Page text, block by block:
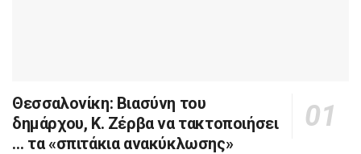
Θεσσαλονίκη: Βιασύνη του
δημάρχου, Κ. Ζέρβα να τακτοποιήσει
… τα «σπιτάκια ανακύκλωσης»